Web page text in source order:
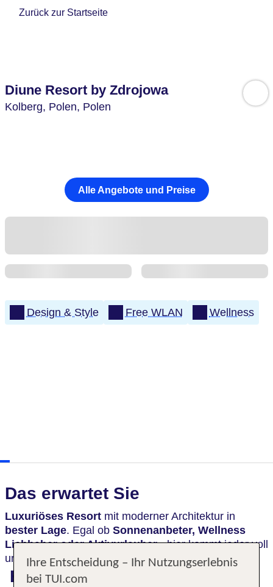
Zurück zur Startseite
Diune Resort by Zdrojowa
Kolberg, Polen, Polen
Alle Angebote und Preise
Design & Style Free WLAN Wellness
Das erwartet Sie
Luxuriöses Resort mit moderner Architektur in
bester Lage. Egal ob Sonnenanbeter, Wellness
Liebhaber oder Aktivurlauber- hier kommt jeder voll
und ganz auf seine Kosten.
Highlights
Ihre Entscheidung – Ihr Nutzungserlebnis
bei TUI.com